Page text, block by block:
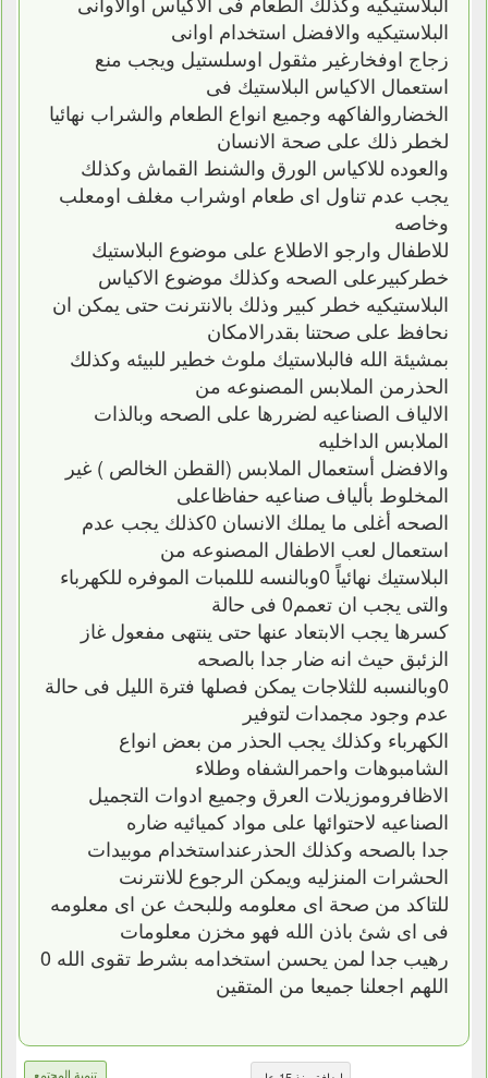
البلاستيكيه والافضل استخدام اوانى
زجاج اوفخارغير مثقول اوسلستيل ويجب منع
استعمال الاكياس البلاستيك فى
الخضاروالفاكهه وجميع انواع الطعام والشراب نهائيا
لخطر ذلك على صحة الانسان
والعوده للاكياس الورق والشنط القماش وكذلك
يجب عدم تناول اى طعام اوشراب مغلف اومعلب
وخاصه
للاطفال وارجو الاطلاع على موضوع البلاستيك
خطركبيرعلى الصحه وكذلك موضوع الاكياس
البلاستيكيه خطر كبير وذلك بالانترنت حتى يمكن ان
نحافظ على صحتنا بقدرالامكان
بمشيئة الله فالبلاستيك ملوث خطير للبيئه وكذلك
الحذرمن الملابس المصنوعه من
الالياف الصناعيه لضررها على الصحه وبالذات
الملابس الداخليه
والافضل أستعمال الملابس (القطن الخالص ) غير
المخلوط بألياف صناعيه حفاظاعلى
الصحه أغلى ما يملك الانسان 0كذلك يجب عدم
استعمال لعب الاطفال المصنوعه من
البلاستيك نهائياً 0وبالنسه لللمبات الموفره للكهرباء
والتى يجب ان تعمم0 فى حالة
كسرها يجب الابتعاد عنها حتى ينتهى مفعول غاز
الزئبق حيث انه ضار جدا بالصحه
0وبالنسبه للثلاجات يمكن فصلها فترة الليل فى حالة
عدم وجود مجمدات لتوفير
الكهرباء وكذلك يجب الحذر من بعض انواع
الشامبوهات واحمرالشفاه وطلاء
الاظافروموزيلات العرق وجميع ادوات التجميل
الصناعيه لاحتوائها على مواد كميائيه ضاره
جدا بالصحه وكذلك الحذرعنداستخدام موبيدات
الحشرات المنزليه ويمكن الرجوع للانترنت
للتاكد من صحة اى معلومه وللبحث عن اى معلومه
فى اى شئ باذن الله فهو مخزن معلومات
رهيب جدا لمن يحسن استخدامه بشرط تقوى الله 0
اللهم اجعلنا جميعا من المتقين
تنمية المجتمع